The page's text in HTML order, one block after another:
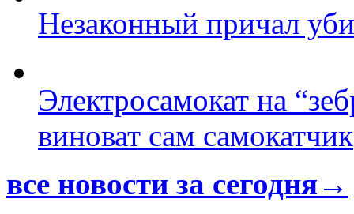
Незаконный причал
Электросамокат на
виноват сам самокатчик
все новости за сегодня→